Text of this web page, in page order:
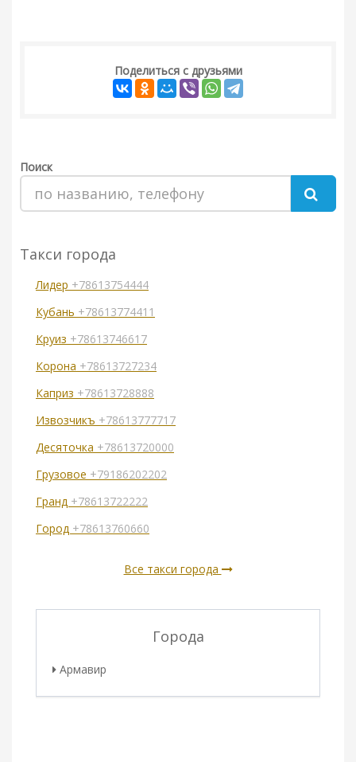
Поделиться с друзьями
Поиск
Такси города
Лидер +78613754444
Кубань +78613774411
Круиз +78613746617
Корона +78613727234
Каприз +78613728888
Извозчикъ +78613777717
Десяточка +78613720000
Грузовое +79186202202
Гранд +78613722222
Город +78613760660
Все такси города
Города
Армавир